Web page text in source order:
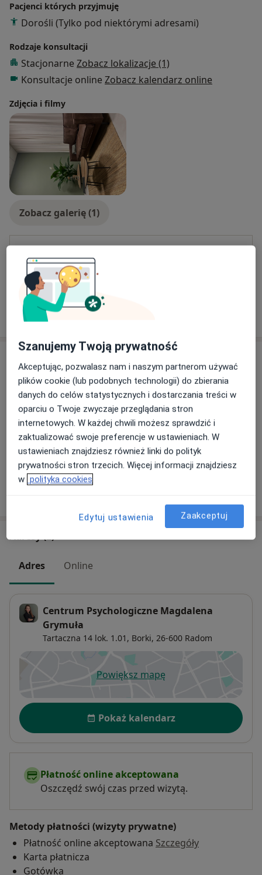
Pacjenci których przyjmuję
Dorośli (Tylko pod niektórymi adresami)
Rodzaje konsultacji
Stacjonarne Zobacz lokalizacje (1)
Konsultacje online Zobacz kalendarz online
Zdjęcia i filmy
Zobacz galerię (1)
Płatność online akceptowana
Oszczędź swój czas przed wizytą.
Usługi i ceny
Konsultacja psychologiczna
200 zł Szczegóły Umów wizytę
Diagnoza ADHD dla dorosłych
790 zł Szczegóły Umów wizytę
Adresy (2)
Adres Online
Centrum Psychologiczne Magdalena
Grymuła
Tartaczna 14 lok. 1.01, Borki, 26-600 Radom
Powiększ mapęotwiera się w nowej karcie
Dostępność
Pokaż kalendarz
Płatność online akceptowana
Oszczędź swój czas przed wizytą.
Metody płatności (wizyty prywatne)
Płatność online akceptowana Szczegóły
Karta płatnicza
Gotówka
Szanujemy Twoją prywatność
Akceptując, pozwalasz nam i naszym partnerom używać
plików cookie (lub podobnych technologii) do zbierania
danych do celów statystycznych i dostarczania treści w
oparciu o Twoje zwyczaje przeglądania stron
internetowych. W każdej chwili możesz sprawdzić i
zaktualizować swoje preferencje w ustawieniach. W
ustawieniach znajdziesz również linki do polityk
prywatności stron trzecich. Więcej informacji znajdziesz
w polityka cookies
Edytuj ustawienia Zaakceptuj